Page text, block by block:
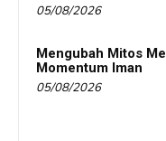
05/08/2026
Mengubah Mitos
Momentum Iman
05/08/2026